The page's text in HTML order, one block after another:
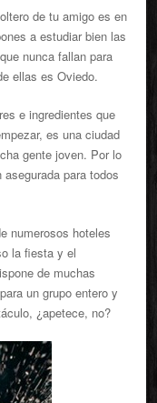
de tu amigo es en
a estudiar bien las
nunca fallan para
ellas es Oviedo.
e ingredientes que
es una ciudad
gente joven. Por lo
para todos
numerosos hoteles
la fiesta y el
de muchas
un grupo entero y
¿apetece, no?